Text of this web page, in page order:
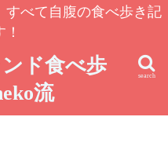
すべて自腹の食べ歩き記
ド食べ歩
流
search